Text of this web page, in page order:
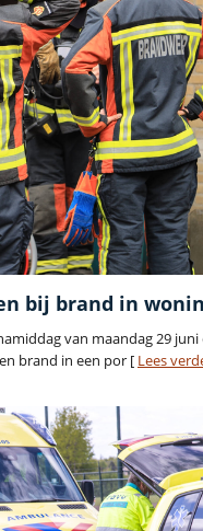
bij brand in
van maandag 29
brand in een por [ Lees